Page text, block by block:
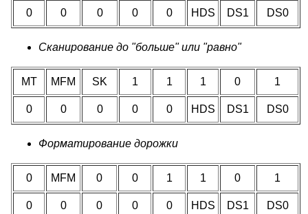
0 0 0 0 0 HDS DS1 DS0
Сканирование до "больше" или "равно"
MT MFM SK 1 1 1 0 1
0 0 0 0 0 HDS DS1 DS0
Форматирование дорожки
0 MFM 0 0 1 1 0 1
0 0 0 0 0 HDS DS1 DS0